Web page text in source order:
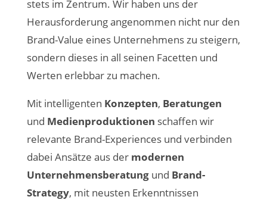
stets im Zentrum. Wir haben uns der
Herausforderung angenommen nicht nur den
Brand-Value eines Unternehmens zu steigern,
sondern dieses in all seinen Facetten und
Werten erlebbar zu machen.
Mit intelligenten Konzepten, Beratungen
und Medienproduktionen schaffen wir
relevante Brand-Experiences und verbinden
dabei Ansätze aus der modernen
Unternehmensberatungund Brand-
Strategy, mit neusten Erkenntnissen